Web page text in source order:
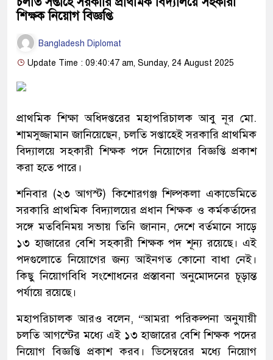
শিক্ষক নিয়োগ বিজ্ঞপ্তি
Bangladesh Diplomat
Update Time : 09:40:47 am, Sunday, 24 August 2025
প্রাথমিক শিক্ষা অধিদপ্তরের মহাপরিচালক আবু নূর মো.
শামসুজ্জামান জানিয়েছেন, চলতি সপ্তাহেই সরকারি প্রাথমিক
বিদ্যালয়ে সহকারী শিক্ষক পদে নিয়োগের বিজ্ঞপ্তি প্রকাশ
করা হতে পারে।
শনিবার (২৩ আগস্ট) কিশোরগঞ্জ শিল্পকলা একাডেমিতে
সরকারি প্রাথমিক বিদ্যালয়ের প্রধান শিক্ষক ও কর্মকর্তাদের
সঙ্গে মতবিনিময় সভায় তিনি জানান, দেশে বর্তমানে সাড়ে
১৩ হাজারের বেশি সহকারী শিক্ষক পদ শূন্য রয়েছে। এই
পদগুলোতে নিয়োগের জন্য আইনগত কোনো বাধা নেই।
কিছু নিয়োগবিধি সংশোধনের প্রস্তাবনা অনুমোদনের চূড়ান্ত
পর্যায়ে রয়েছে।
মহাপরিচালক আরও বলেন, “আমরা পরিকল্পনা অনুযায়ী
চলতি আগস্টের মধ্যে এই ১৩ হাজারের বেশি শিক্ষক পদের
নিয়োগ বিজ্ঞপ্তি প্রকাশ করব। ডিসেম্বরের মধ্যে নিয়োগ